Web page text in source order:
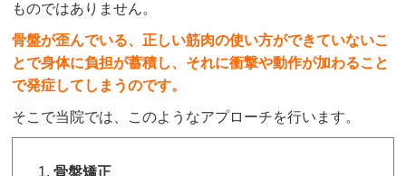
ものではありません。
骨盤が歪んでいる、正しい筋肉の使い方ができていないこ
とで身体に負担が蓄積し、それに衝撃や動作が加わること
で発症してしまうのです。
そこで当院では、このようなアプローチを行います。
骨盤矯正